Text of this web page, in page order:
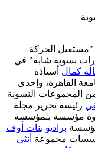
8 مارس 2018، بعنوان "مستقبل الحركة
نسوية شابة" في
كمال أستاذة
القاهرة، وإحدى
المجموعات النسوية
رئيسة تحرير مجلة
مؤسسة بـمؤسسة
براديو بنات أوف
مجموعة أنثى